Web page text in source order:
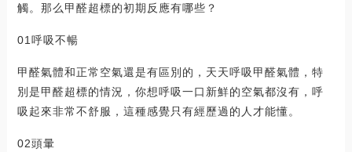
觸。那么甲醛超標的初期反應有哪些？
01呼吸不暢
甲醛氣體和正常空氣還是有區別的，天天呼吸甲醛氣體，特
別是甲醛超標的情況，你想呼吸一口新鮮的空氣都沒有，呼
吸起來非常不舒服，這種感覺只有經歷過的人才能懂。
02頭暈